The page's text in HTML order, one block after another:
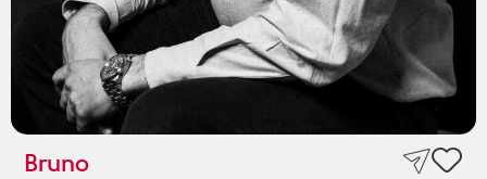
Bruno